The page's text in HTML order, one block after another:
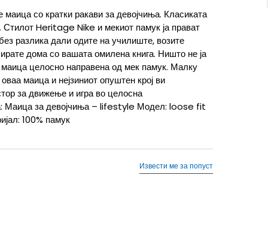
со кратки ракави за девојчиња. Класиката
Стилот Heritage Nike и мекиот памук ја прават
разлика дали одите на училиште, возите
дома со вашата омилена книга. Ништо не ја
целосно направена од мек памук. Малку
маица и нејзиниот опуштен крој ви
за движење и игра во целосна
Маица за девојчиња – lifestyle Модел: loose fit
100% памук
Извести ме за попуст